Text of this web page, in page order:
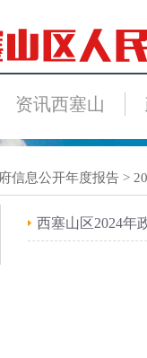
资讯西塞山
信息公开年度报告 >
西塞山区2024年